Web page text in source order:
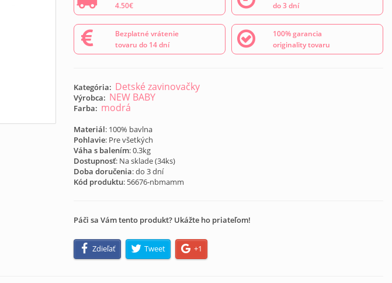
4.50€
do 3 dní
Bezplatné vrátenie
tovaru do 14 dní
100% garancia
originality tovaru
Kategória: Detské zavinovačky
Výrobca: NEW BABY
Farba: modrá
Materiál: 100% bavlna
Pohlavie: Pre všetkých
Váha s balením: 0.3kg
Dostupnosť: Na sklade (34ks)
Doba doručenia: do 3 dní
Kód produktu: 56676-nbmamm
Páči sa Vám tento produkt? Ukážte ho priateľom!
Zdieľať Tweet +1